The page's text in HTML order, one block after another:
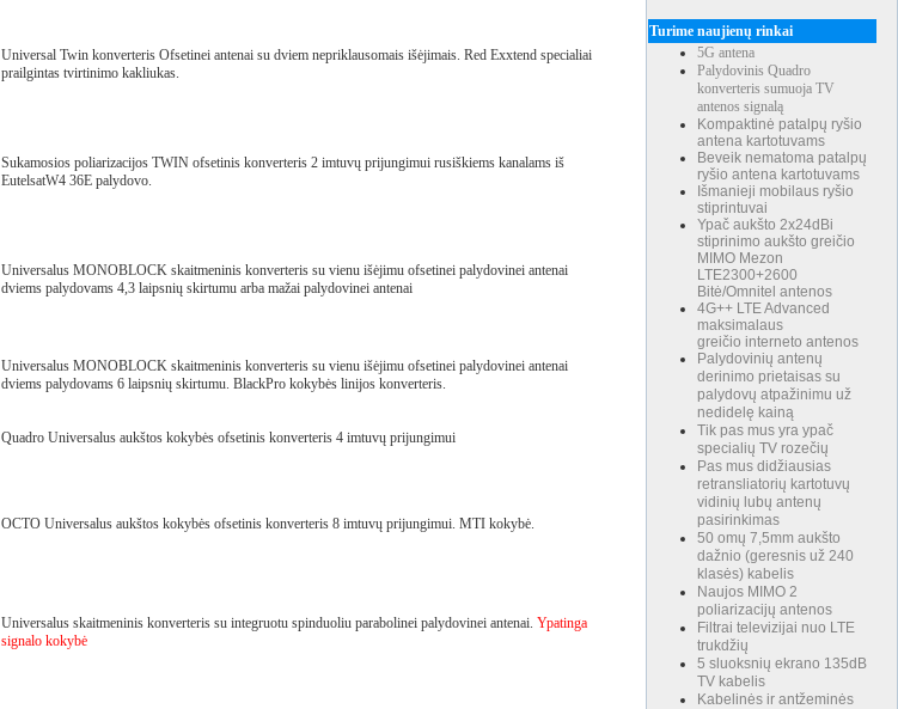
Universal Twin konverteris Ofsetinei antenai su dviem nepriklausomais išėjimais. Red Exxtend specialiai
prailgintas tvirtinimo kakliukas.
Sukamosios poliarizacijos TWIN ofsetinis konverteris 2 imtuvų prijungimui rusiškiems kanalams iš
EutelsatW4 36E palydovo.
Universalus MONOBLOCK skaitmeninis konverteris su vienu išėjimu ofsetinei palydovinei antenai
dviems palydovams 4,3 laipsnių skirtumu arba mažai palydovinei antenai
Universalus MONOBLOCK skaitmeninis konverteris su vienu išėjimu ofsetinei palydovinei antenai
dviems palydovams 6 laipsnių skirtumu. BlackPro kokybės linijos konverteris.
Quadro Universalus aukštos kokybės ofsetinis konverteris 4 imtuvų prijungimui
OCTO Universalus aukštos kokybės ofsetinis konverteris 8 imtuvų prijungimui. MTI kokybė.
Universalus skaitmeninis konverteris su integruotu spinduoliu parabolinei palydovinei antenai. Ypatinga
signalo kokybė
Turime naujienų rinkai
5G antena
Palydovinis Quadro
konverteris sumuoja TV
antenos signalą
Kompaktinė patalpų ryšio
antena kartotuvams
Beveik nematoma patalpų
ryšio antena kartotuvams
Išmanieji mobilaus ryšio
stiprintuvai
Ypač aukšto 2x24dBi
stiprinimo aukšto greičio
MIMO Mezon
LTE2300+2600
Bitė/Omnitel antenos
4G++ LTE Advanced
maksimalaus
greičio interneto antenos
Palydovinių antenų
derinimo prietaisas su
palydovų atpažinimu už
nedidelę kainą
Tik pas mus yra ypač
specialių TV rozečių
Pas mus didžiausias
retransliatorių kartotuvų
vidinių lubų antenų
pasirinkimas
50 omų 7,5mm aukšto
dažnio (geresnis už 240
klasės) kabelis
Naujos MIMO 2
poliarizacijų antenos
Filtrai televizijai nuo LTE
trukdžių
5 sluoksnių ekrano 135dB
TV kabelis
Kabelinės ir antžeminės